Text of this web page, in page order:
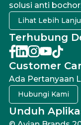
solusi anti
Lihat Lebih
Terhubung
Customer
Ada Pertanyaan
Hubungi Kami
Unduh